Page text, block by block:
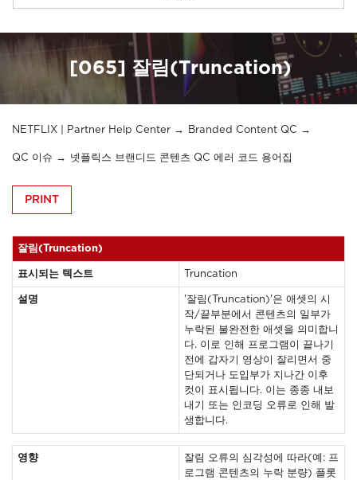
[065] 잘림(Truncation)
NETFLIX | Partner Help Center Branded Content QC
QC 이슈 넷플릭스 브랜디드 콘텐츠 QC 에러 코드 용어집
PRINT
잘림(Truncation)
표시되는 텍스트 Truncation
설명
'잘림(Truncation)'은 애셋의 시
작/끝부분에서 콘텐츠의 일부가
누락된 불완전한 애셋을 의미합니
다. 이로 인해 프로그램이 끝나기
전에 갑자기 영상이 잘리면서 중
단되거나 도입부가 지나간 이후
컷이 표시됩니다. 이는 종종 내보
내기 또는 인코딩 오류로 인해 발
생합니다.
영향
잘림 오류의 심각성에 따라(예: 프
로그램 콘텐츠의 누락 분량) 플롯